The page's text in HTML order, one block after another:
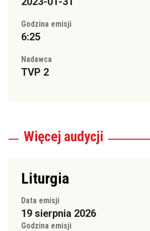
Godzina emisji
6:25
Nadawca
TVP 2
Więcej audycji
Liturgia
Data emisji
19 sierpnia 2026
Godzina emisji